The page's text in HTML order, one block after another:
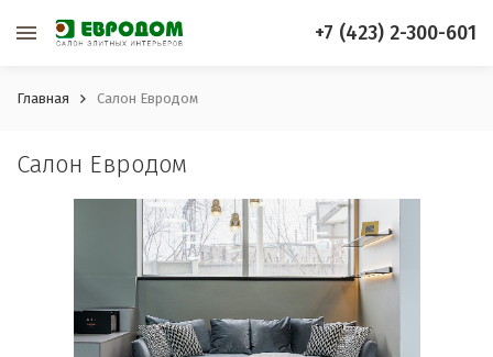
+7 (423) 2-300-601
Главная Салон Евродом
Салон Евродом